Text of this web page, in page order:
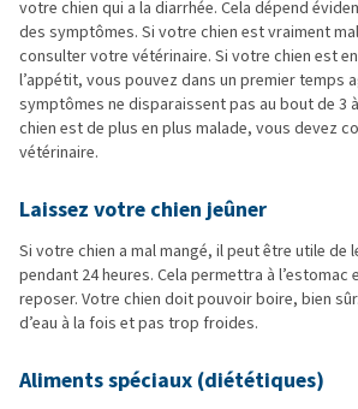
votre chien qui a la diarrhée. Cela dépend
des symptômes. Si votre chien est vraiment
consulter votre vétérinaire. Si votre chien est
l’appétit, vous pouvez dans un premier temps
symptômes ne disparaissent pas au bout de 3
chien est de plus en plus malade, vous devez
vétérinaire.
Laissez votre chien jeûner
Si votre chien a mal mangé, il peut être utile de
pendant 24 heures. Cela permettra à l’estomac
reposer. Votre chien doit pouvoir boire, bien
d’eau à la fois et pas trop froides.
Aliments spéciaux (diététiques)